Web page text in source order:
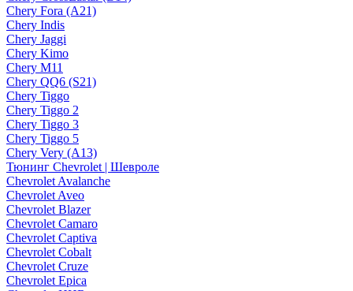
Chery Fora (A21)
Chery Indis
Chery Jaggi
Chery Kimo
Chery M11
Chery QQ6 (S21)
Chery Tiggo
Chery Tiggo 2
Chery Tiggo 3
Chery Tiggo 5
Chery Very (A13)
Тюнинг Chevrolet | Шевроле
Chevrolet Avalanche
Chevrolet Aveo
Chevrolet Blazer
Chevrolet Camaro
Chevrolet Captiva
Chevrolet Cobalt
Chevrolet Cruze
Chevrolet Epica